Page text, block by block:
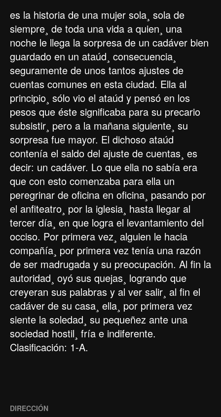
es la historia de una mujer sola¸ sola de
siempre¸ de toda una vida a quien¸ una
noche le llega la sorpresa de un cadáver bien
guardado en un ataúd¸ consecuencia¸
seguramente de unos tantos ajustes de
cuentas comunes en esta ciudad. Ella al
principio¸ sólo vio el ataúd y pensó en los
pesos que éste significaba para su precario
subsistir¸ pero a la mañana siguiente¸ su
sorpresa fue mayor. El dichoso ataúd
contenía el saldo del ajuste de cuentas¸ es
decir: un cadáver. Lo que ella no sabía era
que con esto comenzaba para ella un
peregrinar de oficina en oficina¸ pasando por
el anfiteatro¸ por la iglesia¸ hasta llegar al
tercer día¸ en que logra el levantamiento del
occiso. Por primera vez¸ alguien le hacia
compañía¸ por primera vez tenía una razón
de ser madrugada y su preocupación. Al fin la
autoridad¸ oyó sus quejas¸ logrando que
creyeran sus palabras y al ver salir¸ al fin el
cadáver de su casa¸ ella¸ por primera vez
siente la soledad¸ su pequeñez ante una
sociedad hostil¸ fría e indiferente.
Clasificación: 1-A.
DIRECCIÓN